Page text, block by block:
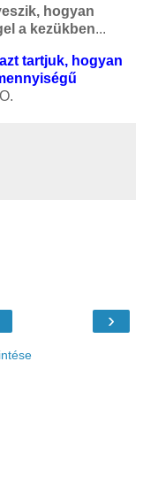
hogyan
a kezükben...
tartjuk, hogyan
›